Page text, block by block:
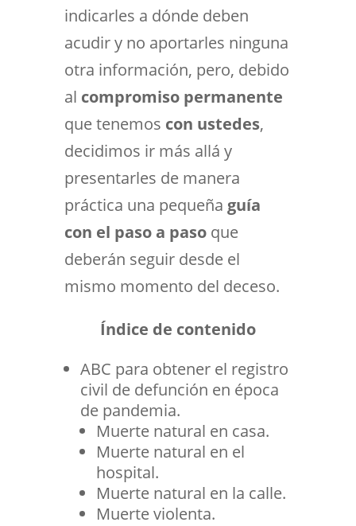
indicarles a dónde deben
acudir y no aportarles ninguna
otra información, pero, debido
al compromiso permanente
que tenemos con ustedes,
decidimos ir más allá y
presentarles de manera
práctica una pequeña guía
con el paso a pasoque
deberán seguir desde el
mismo momento del deceso.
Índice de contenido
ABC para obtener el registro
civil de defunción en época
de pandemia.
Muerte natural en casa.
Muerte natural en el
hospital.
Muerte natural en la calle.
Muerte violenta.